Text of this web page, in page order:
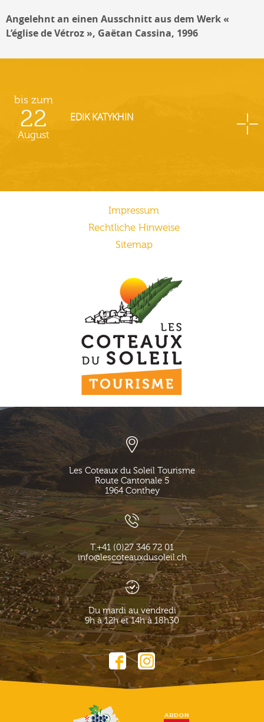
Angelehnt an einen Ausschnitt aus dem Werk «
L’église de Vétroz », Gaëtan Cassina, 1996
bis zum
22
August
EDIK KATYKHIN
Impressum
Rechtliche Hinweise
Sitemap
Les Coteaux du Soleil Tourisme
Route Cantonale 5
1964 Conthey
T.+41 (0)27 346 72 01
info@lescoteauxdusoleil.ch
Du mardi au vendredi
9h à 12h et 14h à 18h30